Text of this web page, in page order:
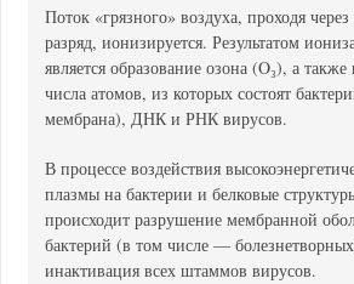
Поток «грязного» воздуха, проходя
разряд, ионизируется. Результатом
является образование озона (O₃), а
числа атомов, из которых состоят
мембрана), ДНК и РНК вирусов.
В процессе воздействия
плазмы на бактерии и белковые
происходит разрушение мембранной
бактерий (в том числе —
инактивация всех штаммов вирусов.